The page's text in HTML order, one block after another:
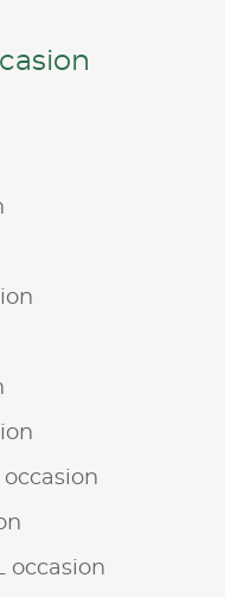
occasion
occasion